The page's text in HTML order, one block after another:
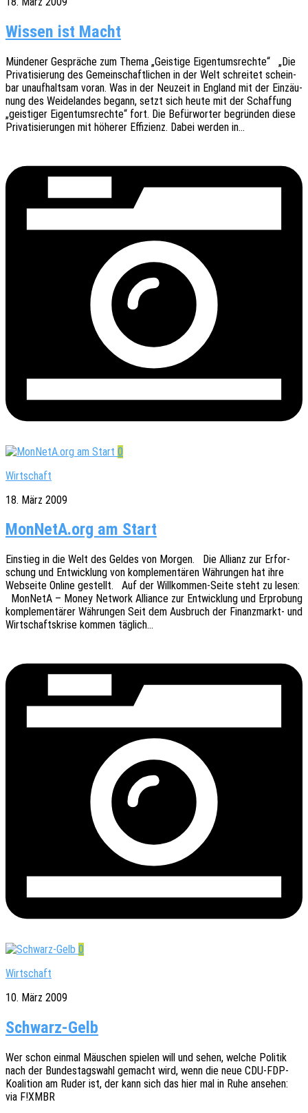
Wissen ist Macht
Münde­ner Gesprä­che zum Thema „Geis­ti­ge Eigen­tums­rech­te“ „Die
Priva­ti­sie­rung des Gemein­schaft­li­chen in der Welt schrei­tet schein­
bar unauf­halt­sam voran. Was in der Neuzeit in England mit der Einzäu­
nung des Weide­lan­des begann, setzt sich heute mit der Schaf­fung
„geis­ti­ger Eigen­tums­rech­te“ fort. Die Befür­wor­ter begrün­den diese
Priva­ti­sie­run­gen mit höhe­rer Effi­zi­enz. Dabei werden in…
0
Wirtschaft
18. März 2009
MonNetA.org am Start
Einstieg in die Welt des Geldes von Morgen. Die Alli­anz zur Erfor­
schung und Entwick­lung von komple­men­tä­ren Währun­gen hat ihre
Websei­te Online gestellt. Auf der Will­­kom­­men-Seite steht zu lesen:
MonNe­tA – Money Network Alli­ance zur Entwick­lung und Erpro­bung
komple­men­tä­rer Währun­gen Seit dem Ausbruch der Finan­z­­markt- und
Wirt­schafts­kri­se kommen täglich…
0
Wirtschaft
10. März 2009
Schwarz-Gelb
Wer schon einmal Mäus­chen spie­len will und sehen, welche Poli­tik
nach der Bundes­tags­wahl gemacht wird, wenn die neue CDU-FDP-
Koali­­ti­on am Ruder ist, der kann sich das hier mal in Ruhe anse­hen:
via F!XMBR